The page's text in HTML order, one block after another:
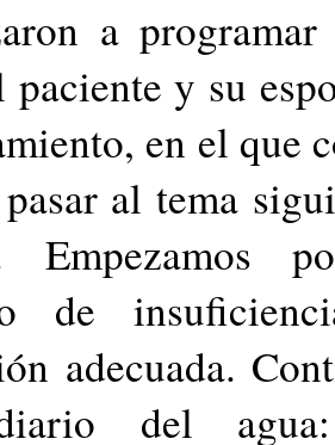
a
paciente y su
en el que
al tema
Empezamos
de
adecuada.
del